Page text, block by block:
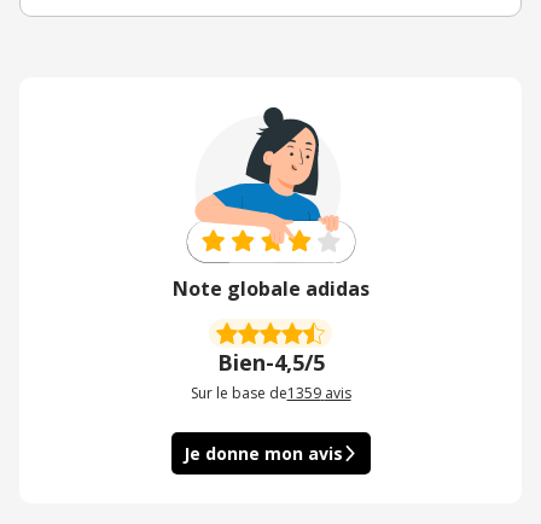
Note globale adidas
Bien-4,5/5
Sur le base de1359 avis
Je donne mon avis